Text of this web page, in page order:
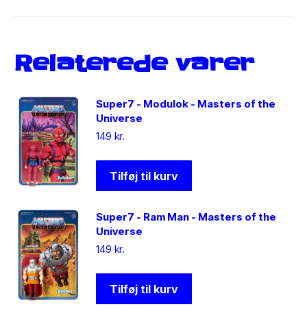
Relaterede varer
Super7 - Modulok - Masters of the
Universe
149 kr.
Tilføj til kurv
Super7 - Ram Man - Masters of the
Universe
149 kr.
Tilføj til kurv